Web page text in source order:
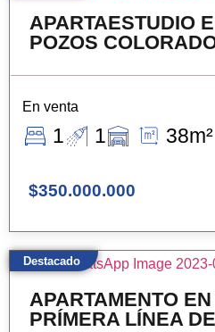
APARTAESTUDIO
POZOS
En venta
1 1 38m²
$350.000.000
APARTAMENTO
PRÍMERA LÍNEA
Destacado